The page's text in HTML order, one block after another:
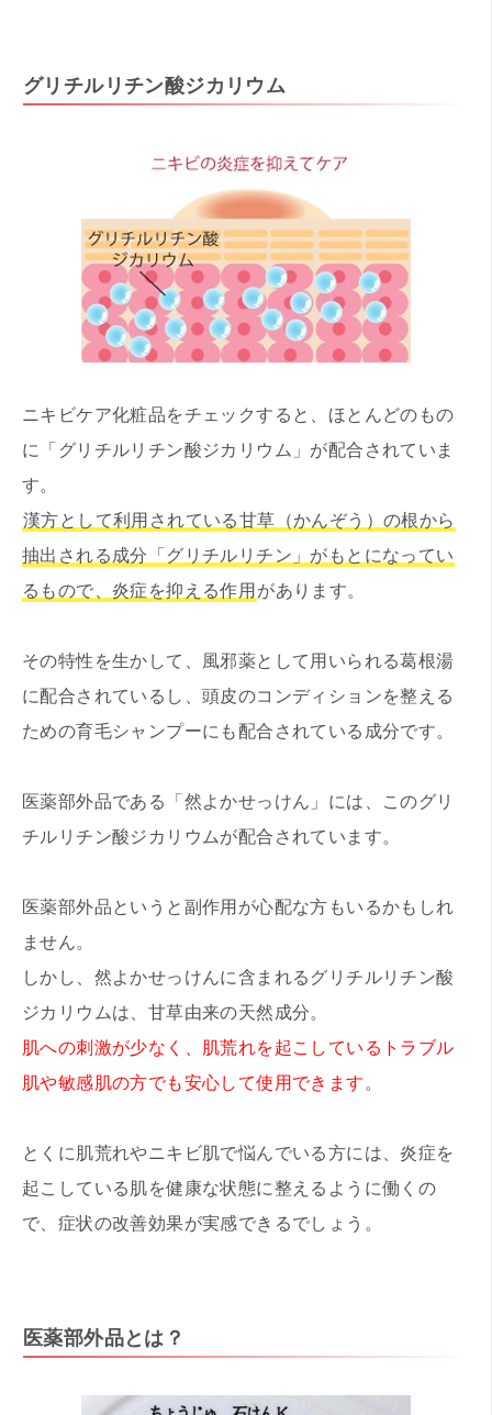
グリチルリチン酸ジカリウム
ニキビケア化粧品をチェックすると、ほとんどのもの
に「グリチルリチン酸ジカリウム」が配合されていま
す。
漢方として利用されている甘草（かんぞう）の根から
抽出される成分「グリチルリチン」がもとになってい
るもので、炎症を抑える作用 があります。
その特性を生かして、風邪薬として用いられる葛根湯
に配合されているし、頭皮のコンディションを整える
ための育毛シャンプーにも配合されている成分です。
医薬部外品である「然よかせっけん」には、このグリ
チルリチン酸ジカリウムが配合されています。
医薬部外品というと副作用が心配な方もいるかもしれ
ません。
しかし、然よかせっけんに含まれるグリチルリチン酸
ジカリウムは、甘草由来の天然成分。
肌への刺激が少なく、肌荒れを起こしているトラブル
肌や敏感肌の方でも安心して使用できます 。
とくに肌荒れやニキビ肌で悩んでいる方には、炎症を
起こしている肌を健康な状態に整えるように働くの
で、症状の改善効果が実感できるでしょう。
医薬部外品とは？